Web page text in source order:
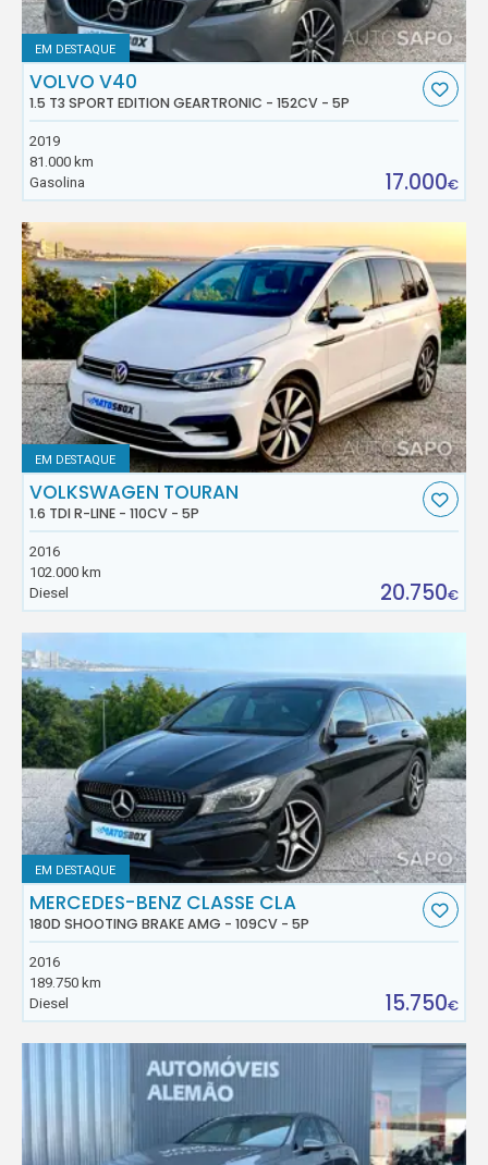
EM DESTAQUE
VOLVO V40
1.5 T3 SPORT EDITION GEARTRONIC - 152CV - 5P
2019
81.000 km
Gasolina
17.000€
EM DESTAQUE
VOLKSWAGEN TOURAN
1.6 TDI R-LINE - 110CV - 5P
2016
102.000 km
Diesel
20.750€
EM DESTAQUE
MERCEDES-BENZ CLASSE CLA
180D SHOOTING BRAKE AMG - 109CV - 5P
2016
189.750 km
Diesel
15.750€